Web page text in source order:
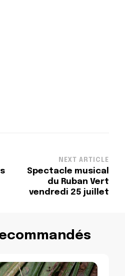
NEXT ARTICLE
Spectacle musical
du Ruban Vert
vendredi 25 juillet